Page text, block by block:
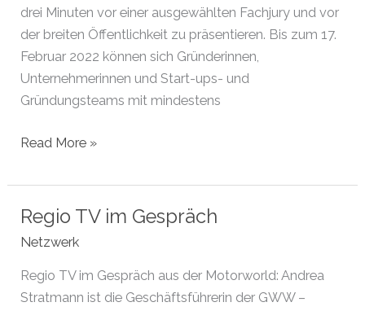
drei Minuten vor einer ausgewählten Fachjury und vor
der breiten Öffentlichkeit zu präsentieren. Bis zum 17.
Februar 2022 können sich Gründerinnen,
Unternehmerinnen und Start-ups- und
Gründungsteams mit mindestens
Start-
BW
FEMALE
FOUNDERS
CUP
Read More »
Regio TV im Gespräch
Netzwerk
Regio TV im Gespräch aus der Motorworld: Andrea
Stratmann ist die Geschäftsführerin der GWW –